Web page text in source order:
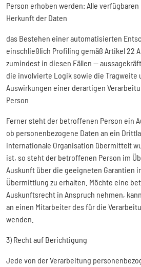
Person erhoben werden: Alle
Herkunft der Daten
das Bestehen einer automatisierten
einschließlich Profiling gemäß Artikel 22
zumindest in diesen Fällen —
die involvierte Logik sowie die Tragweite
Auswirkungen einer derartigen
Person
Ferner steht der betroffenen Person ein
ob personenbezogene Daten an ein
internationale Organisation übermittelt
ist, so steht der betroffenen Person im
Auskunft über die geeigneten Garantien
Übermittlung zu erhalten. Möchte eine
Auskunftsrecht in Anspruch nehmen,
an einen Mitarbeiter des für die
wenden.
3) Recht auf Berichtigung
Jede von der Verarbeitung